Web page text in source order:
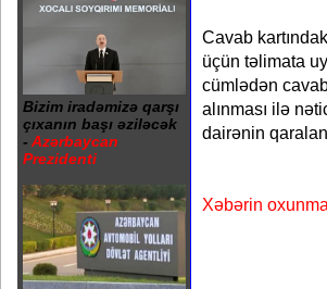
Bizim iradəmizə qarşı
çıxanın başı əziləcək
- Azərbaycan
Prezidenti
Cavab
üçün təlimata
cümlədən
alınması ilə
dairənin
Xəbərin